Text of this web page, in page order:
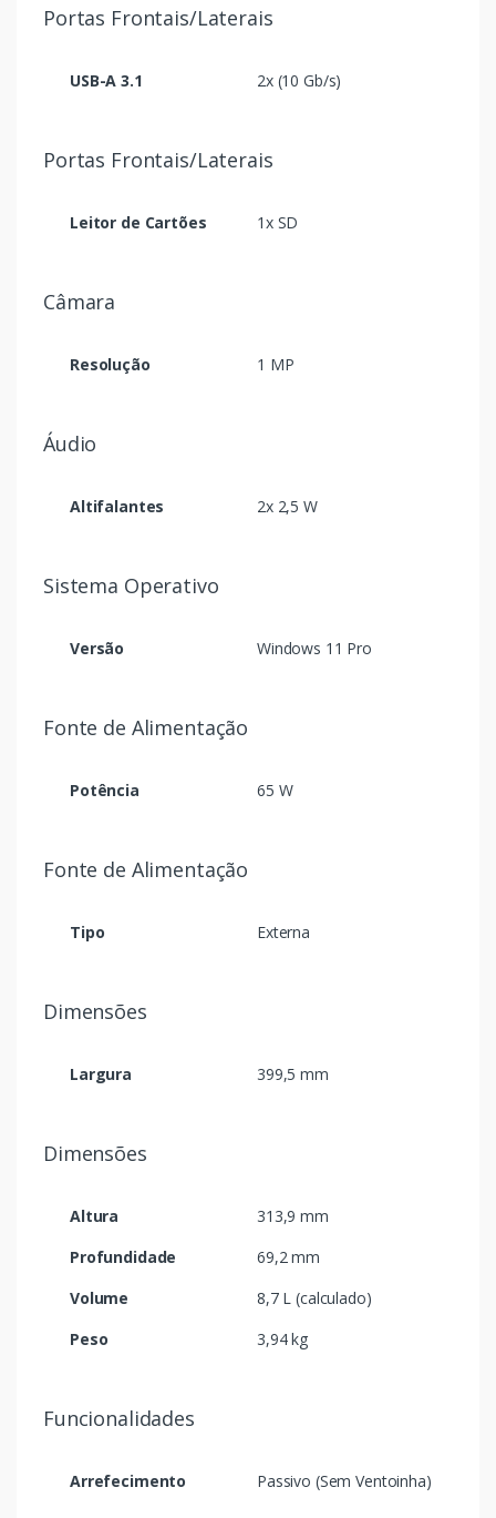
Portas Frontais/Laterais
USB-A 3.1 2x (10 Gb/s)
Portas Frontais/Laterais
Leitor de Cartões 1x SD
Câmara
Resolução 1 MP
Áudio
Altifalantes 2x 2,5 W
Sistema Operativo
Versão Windows 11 Pro
Fonte de Alimentação
Potência 65 W
Fonte de Alimentação
Tipo Externa
Dimensões
Largura 399,5 mm
Dimensões
Altura
313,9 mm
Profundidade
69,2 mm
Volume
8,7 L (calculado)
Peso
3,94 kg
Funcionalidades
Arrefecimento Passivo (Sem Ventoinha)